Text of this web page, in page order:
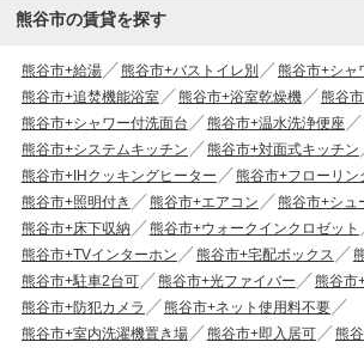
熊谷市の賃貸を探す
熊谷市+給湯 熊谷市+バストイレ別
熊谷市+シャ
熊谷市+追焚機能浴室
熊谷市+浴室乾燥機
熊谷
熊谷市+シャワー付洗面台
熊谷市+温水洗浄便座
熊谷市+システムキッチン
熊谷市+対面式キッチン
熊谷市+IHクッキングヒーター
熊谷市+フローリン
熊谷市+照明付き
熊谷市+エアコン
熊谷市+シュ
熊谷市+床下収納
熊谷市+ウォークインクロゼット
熊谷市+TVインターホン
熊谷市+宅配ボックス
熊谷市+駐車2台可
熊谷市+光ファイバー 熊谷市
熊谷市+防犯カメラ
熊谷市+ネット使用料不要
熊谷市+室内洗濯機置き場
熊谷市+即入居可
熊